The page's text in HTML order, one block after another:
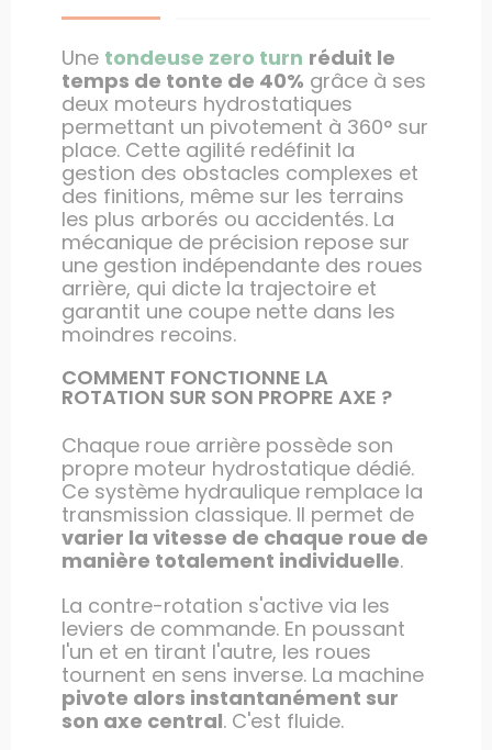
Une tondeuse zero turn réduit le
temps de tonte de 40% grâce à ses
deux moteurs hydrostatiques
permettant un pivotement à 360° sur
place. Cette agilité redéfinit la
gestion des obstacles complexes et
des finitions, même sur les terrains
les plus arborés ou accidentés. La
mécanique de précision repose sur
une gestion indépendante des roues
arrière, qui dicte la trajectoire et
garantit une coupe nette dans les
moindres recoins.
COMMENT FONCTIONNE LA
ROTATION SUR SON PROPRE AXE ?
Chaque roue arrière possède son
propre moteur hydrostatique dédié.
Ce système hydraulique remplace la
transmission classique. Il permet de
varier la vitesse de chaque roue de
manière totalement individuelle.
La contre-rotation s'active via les
leviers de commande. En poussant
l'un et en tirant l'autre, les roues
tournent en sens inverse. La machine
pivote alors instantanément sur
son axe central. C'est fluide.